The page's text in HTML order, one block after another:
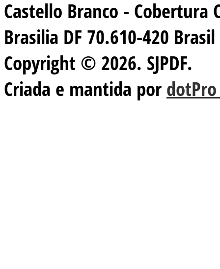
Castello Branco - Cobertura
Brasilia DF 70.610-420 Brasil
Copyright © 2026. SJPDF.
Criada e mantida por